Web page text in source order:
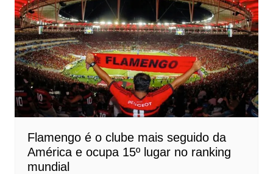
Flamengo é o clube mais seguido da
América e ocupa 15º lugar no ranking
mundial